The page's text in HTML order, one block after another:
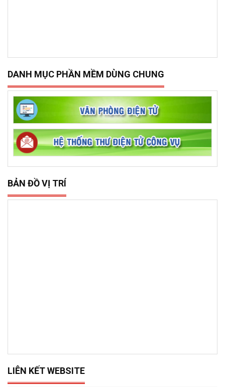
DANH MỤC PHẦN MỀM DÙNG CHUNG
BẢN ĐỒ VỊ TRÍ
LIÊN KẾT WEBSITE